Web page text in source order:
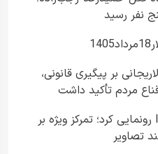
نفر رسید
بر پیگیری قانونی،
مردم تأکید داشت
xAI از Imagine Image 2.0 رونمایی کرد؛ تمرکز ویژه بر
تصاویر